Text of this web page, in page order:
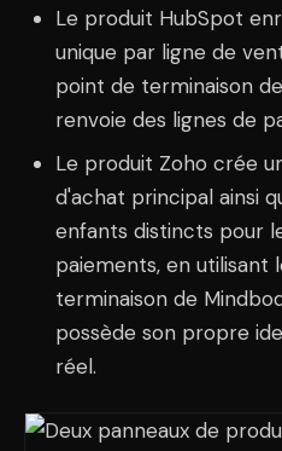
Le produit HubSpot
unique par ligne de
point de terminaison
renvoie des lignes de
Le produit Zoho crée
d'achat principal ainsi
enfants distincts pour
paiements, en utilisant
terminaison de
possède son propre
réel.